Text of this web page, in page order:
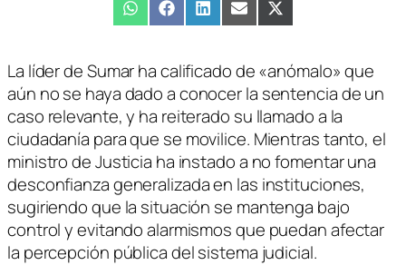
Compartir
en
WhatsAppCompartir
en
FacebookCompartir
en
LinkedInCompartir
en
EmailCompartir
en
X
(Twitter)
La líder de Sumar ha calificado de «anómalo» que
aún no se haya dado a conocer la sentencia de un
caso relevante, y ha reiterado su llamado a la
ciudadanía para que se movilice. Mientras tanto, el
ministro de Justicia ha instado a no fomentar una
desconfianza generalizada en las instituciones,
sugiriendo que la situación se mantenga bajo
control y evitando alarmismos que puedan afectar
la percepción pública del sistema judicial.